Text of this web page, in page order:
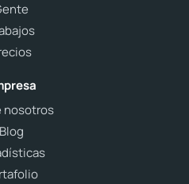
nosotros
Blog